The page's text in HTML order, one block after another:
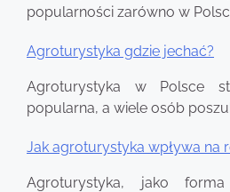
popularności zarówno w
Agroturystyka gdzie jechać?
Agroturystyka w Polsce
popularna, a wiele osób
Jak agroturystyka wpływa na
Agroturystyka, jako
wpisu